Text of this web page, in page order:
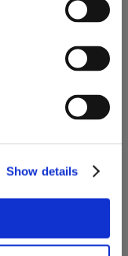
Show details
LINIE
FÜR